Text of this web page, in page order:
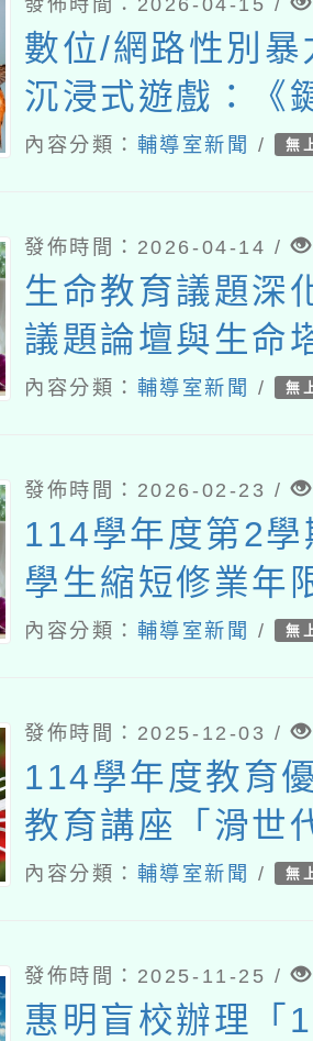
數位/網路性別
沉浸式遊戲：《
春》」教材一案
內容分類： 輔導室新聞 / 無
發佈時間：2026-04-14 /
生命教育議題深
議題論壇與生命
內容分類： 輔導室新聞 / 無
發佈時間：2026-02-23 /
114學年度第2
學生縮短修業年
內容分類： 輔導室新聞 / 無
發佈時間：2025-12-03 /
114學年度教育
教育講座「滑世
通術」一案
內容分類： 輔導室新聞 / 無
發佈時間：2025-11-25 /
惠明盲校辦理「